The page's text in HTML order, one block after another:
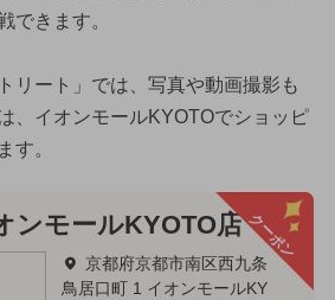
できます。
リート」では、写真や動画撮影も
、イオンモールKYOTOでショッピ
す。
クーポン
ンモールKYOTO店
京都府京都市南区西九条
鳥居口町 1 イオンモールKY